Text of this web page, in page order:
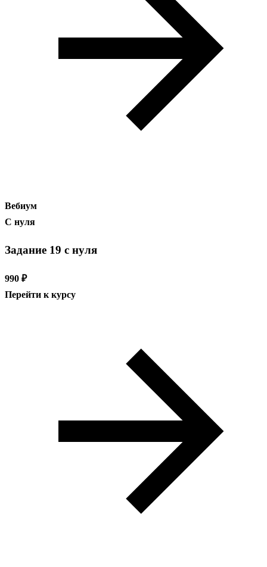
Вебиум
С нуля
Задание 19 с нуля
990 ₽
Перейти к курсу